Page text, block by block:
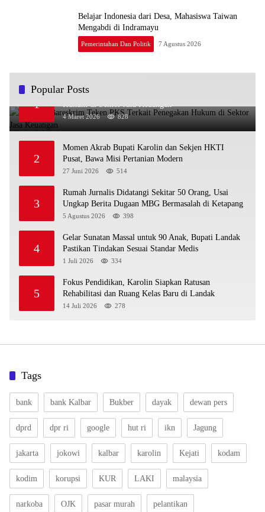
Belajar Indonesia dari Desa, Mahasiswa Taiwan
Pemerintahan Dan Politik 7 Agustus 2026
Popular Posts
1
OJK dan Bareskrim Teken PKS Terkait Penegakan
Hukum di Sektor Jasa Keuangan
4 Maret 2026 828
2
Momen Akrab Bupati Karolin dan Sekjen HKTI
27 Juni 2026 514
3
Rumah Jurnalis Didatangi Sekitar 50 Orang, Usai
Ungkap Berita Dugaan MBG Bermasalah di Ketapang
5 Agustus 2026 398
4
Gelar Sunatan Massal untuk 90 Anak, Bupati Landak
Pastikan Tindakan Sesuai Standar Medis
1 Juli 2026 334
5
Fokus Pendidikan, Karolin Siapkan Ratusan
Rehabilitasi dan Ruang Kelas Baru di Landak
14 Juli 2026 278
Tags
bank bank Kalbar Bukber dayak dewan pers
dprd dpr ri google hut ri ikn Jagung
jakarta jokowi kalbar karolin Kejati kodam
kodim korupsi KUR LAKI malaysia
narkoba OJK pasar murah pelantikan